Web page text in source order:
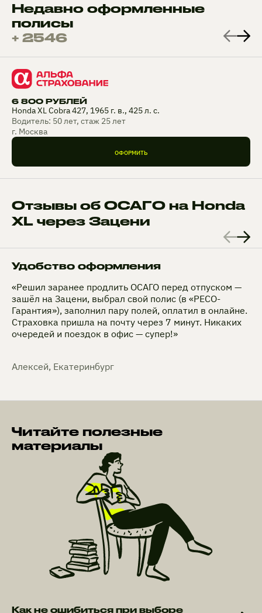
Недавно оформленные
полисы
+ 2546
6 800 РУБЛЕЙ
Honda XL Cobra 427, 1965 г. в., 425 л. с.
Водитель: 50 лет, стаж 25 лет
г. Москва
ОФОРМИТЬ
Отзывы об ОСАГО на Honda
XL через Зацени
Удобство оформления
«Решил заранее продлить ОСАГО перед отпуском —
зашёл на Зацени, выбрал свой полис (в «РЕСО-
Гарантия»), заполнил пару полей, оплатил в онлайне.
Страховка пришла на почту через 7 минут. Никаких
очередей и поездок в офис — супер!»
Алексей, Екатеринбург
Читайте полезные
материалы
Как не ошибиться при выборе